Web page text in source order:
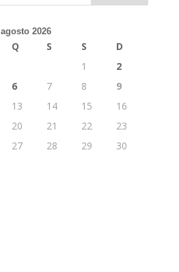
agosto 2026
Q S S
D
1
2
6 7 8
9
13 14 15
16
20 21 22
23
27 28 29
30